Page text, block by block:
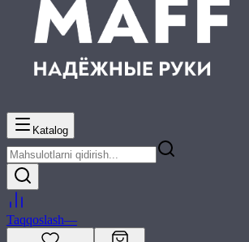
Katalog
Taqqoslash—